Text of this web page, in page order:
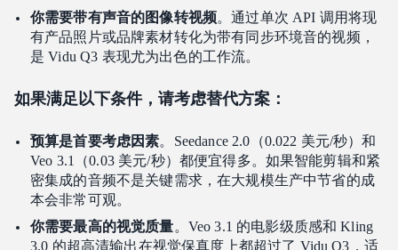
你需要带有声音的图像转视频。通过单次 API 调用将现
有产品照片或品牌素材转化为带有同步环境音的视频，
是 Vidu Q3 表现尤为出色的工作流。
如果满足以下条件，请考虑替代方案：
预算是首要考虑因素。Seedance 2.0（0.022 美元/秒）和
Veo 3.1（0.03 美元/秒）都便宜得多。如果智能剪辑和紧
密集成的音频不是关键需求，在大规模生产中节省的成
本会非常可观。
你需要最高的视觉质量。Veo 3.1 的电影级质感和 Kling
3.0 的超高清输出在视觉保真度上都超过了 Vidu Q3，适